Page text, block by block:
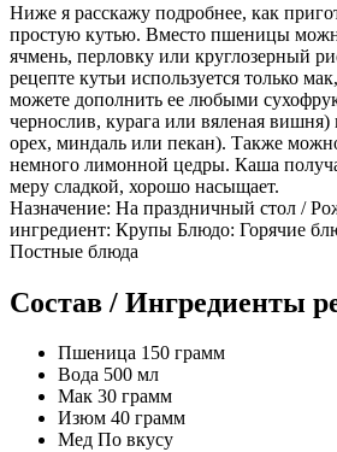
Ниже я расскажу подробнее, как
простую кутью. Вместо пшеницы
ячмень, перловку или круглозерный
рецепте кутьи используется только
можете дополнить ее любыми
чернослив, курага или вяленая
орех, миндаль или пекан). Также
немного лимонной цедры. Каша
меру сладкой, хорошо насыщает.
Назначение: На праздничный стол /
ингредиент: Крупы Блюдо: Горячие
Постные блюда
Состав / Ингредиенты
Пшеница 150 грамм
Вода 500 мл
Мак 30 грамм
Изюм 40 грамм
Мед По вкусу